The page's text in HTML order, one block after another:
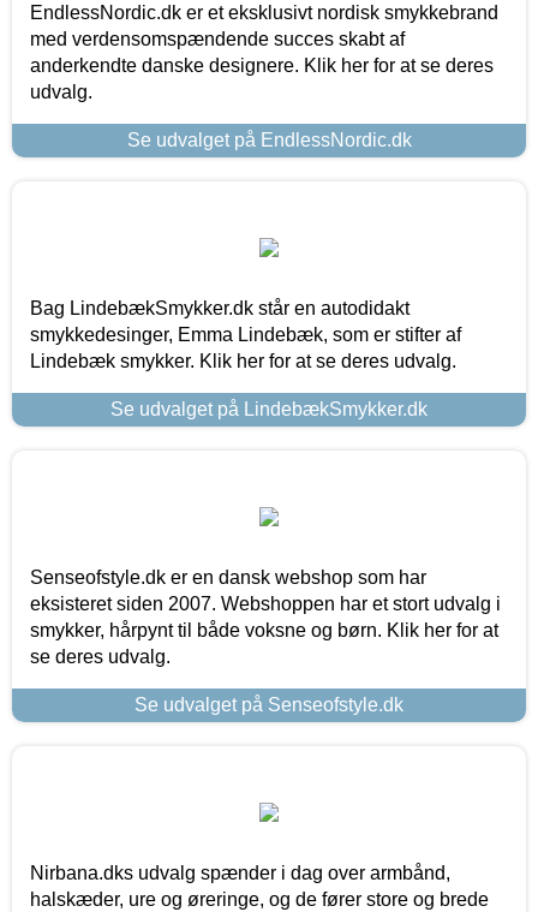
EndlessNordic.dk er et eksklusivt nordisk smykkebrand
med verdensomspændende succes skabt af
anderkendte danske designere. Klik her for at se deres
udvalg.
Se udvalget på EndlessNordic.dk
Bag LindebækSmykker.dk står en autodidakt
smykkedesinger, Emma Lindebæk, som er stifter af
Lindebæk smykker. Klik her for at se deres udvalg.
Se udvalget på LindebækSmykker.dk
Senseofstyle.dk er en dansk webshop som har
eksisteret siden 2007. Webshoppen har et stort udvalg i
smykker, hårpynt til både voksne og børn. Klik her for at
se deres udvalg.
Se udvalget på Senseofstyle.dk
Nirbana.dks udvalg spænder i dag over armbånd,
halskæder, ure og øreringe, og de fører store og brede